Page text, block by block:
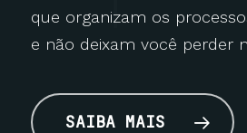
que organizam os
e não deixam você perder
SAIBA MAIS